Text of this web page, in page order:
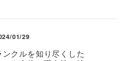
01/29
ンクルを知り尽くした